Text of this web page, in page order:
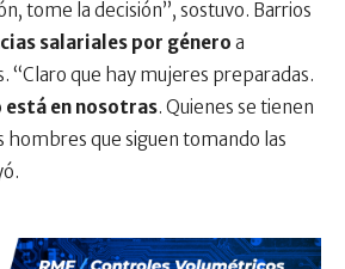
tome la decisión”, sostuvo. Barrios
salariales por género a
“Claro que hay mujeres preparadas.
en nosotras. Quienes se tienen
hombres que siguen tomando las